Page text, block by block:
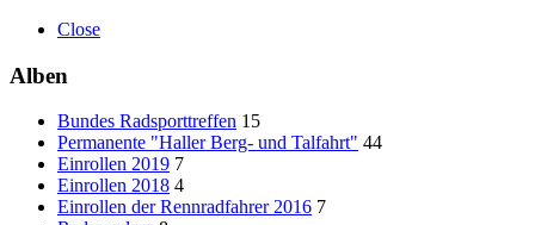
Close
Alben
Bundes Radsporttreffen 15
Permanente "Haller Berg- und Talfahrt" 44
Einrollen 2019 7
Einrollen 2018 4
Einrollen der Rennradfahrer 2016 7